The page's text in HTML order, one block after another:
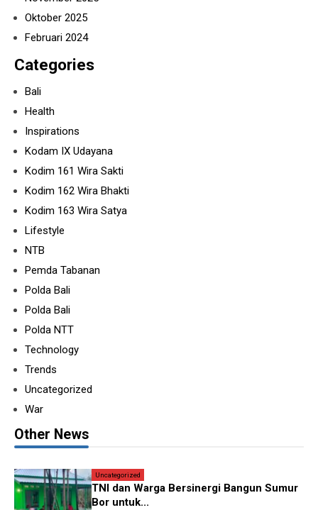
Oktober 2025
Februari 2024
Categories
Bali
Health
Inspirations
Kodam IX Udayana
Kodim 161 Wira Sakti
Kodim 162 Wira Bhakti
Kodim 163 Wira Satya
Lifestyle
NTB
Pemda Tabanan
Polda Bali
Polda Bali
Polda NTT
Technology
Trends
Uncategorized
War
Other News
Uncategorized
TNI dan Warga Bersinergi Bangun Sumur
Bor untuk...